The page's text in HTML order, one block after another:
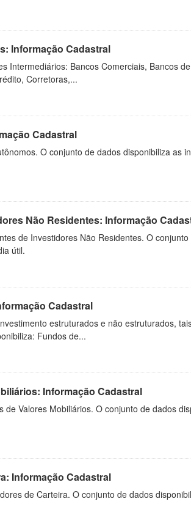
Informação Cadastral
Intermediários: Bancos Comerciais, Bancos
Corretoras,...
Cadastral
O conjunto de dados disponibiliza as
Não Residentes: Informação
de Investidores Não Residentes. O
útil.
Cadastral
estruturados e não estruturados,
Fundos de...
Informação Cadastral
de Valores Mobiliários. O conjunto de dados
Informação Cadastral
de Carteira. O conjunto de dados